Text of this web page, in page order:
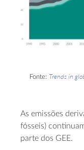
Fonte: Trends in
As emissões
fósseis)
parte dos GEE.